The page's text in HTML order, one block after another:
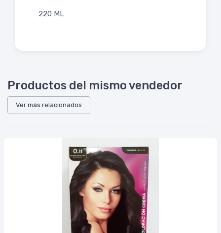
220 ML
Productos del mismo vendedor
Ver más relacionados